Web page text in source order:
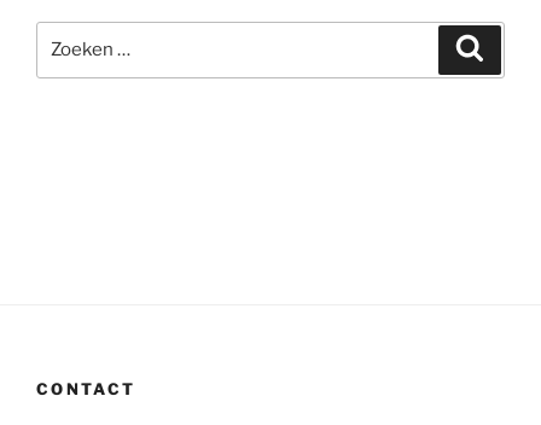
naar:
CONTACT